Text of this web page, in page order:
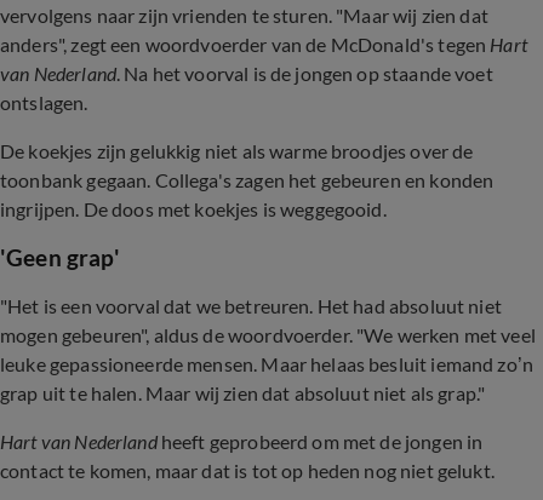
vervolgens naar zijn vrienden te sturen. "Maar wij zien dat
anders", zegt een woordvoerder van de McDonald's tegen Hart
van Nederland. Na het voorval is de jongen op staande voet
ontslagen.
De koekjes zijn gelukkig niet als warme broodjes over de
toonbank gegaan. Collega's zagen het gebeuren en konden
ingrijpen. De doos met koekjes is weggegooid.
'Geen grap'
"Het is een voorval dat we betreuren. Het had absoluut niet
mogen gebeuren", aldus de woordvoerder. "We werken met veel
leuke gepassioneerde mensen. Maar helaas besluit iemand zo’n
grap uit te halen. Maar wij zien dat absoluut niet als grap."
Hart van Nederland heeft geprobeerd om met de jongen in
contact te komen, maar dat is tot op heden nog niet gelukt.